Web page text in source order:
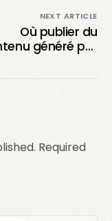
NEXT ARTICLE
Où publier du
généré par
plateformes et
Required